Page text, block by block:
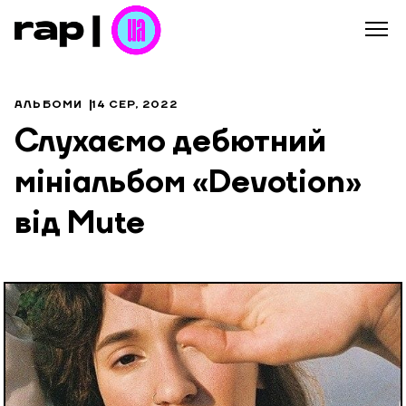
АЛЬБОМИ 14 СЕР, 2022
Слухаємо дебютний
мініальбом «Devotion»
від Mute